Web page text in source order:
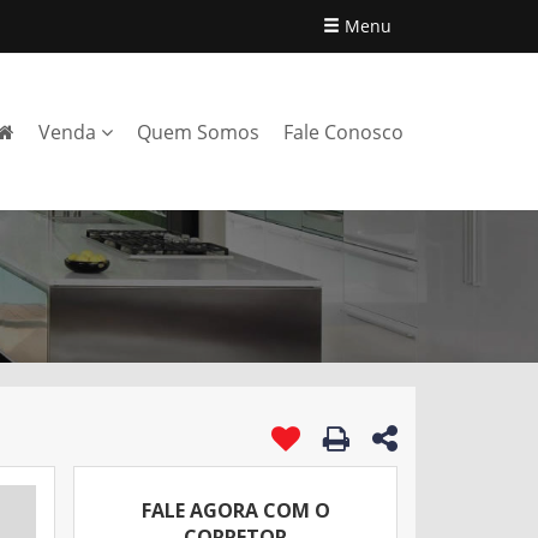
Menu
Venda Quem Somos Fale Conosco
FALE AGORA COM O